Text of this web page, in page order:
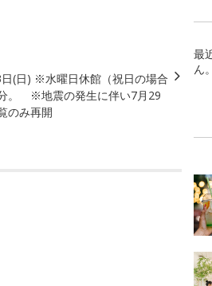
(日) ※水曜日休館（祝日の場合
。 ※地震の発生に伴い7月29
のみ再開
最
ん。